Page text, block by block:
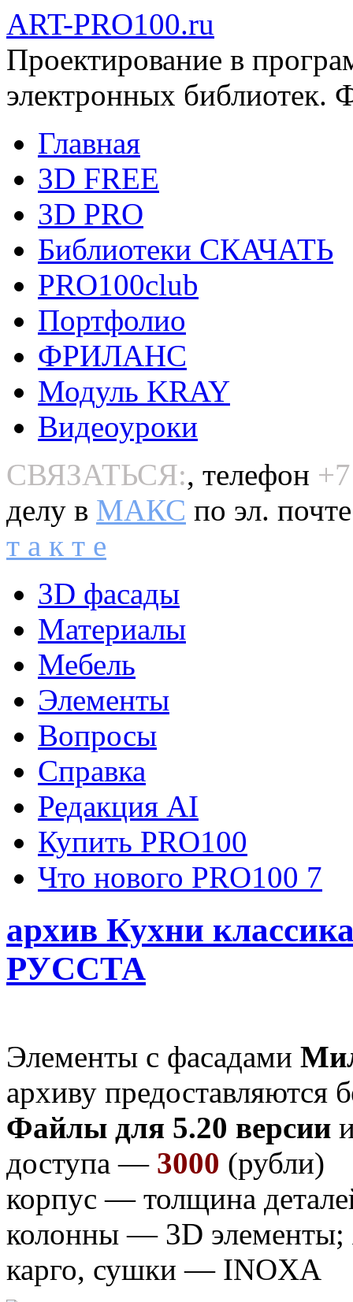
ART-PRO100.ru
Проектирование в
электронных библиотек.
Главная
3D FREE
3D PRO
Библиотеки СКАЧАТЬ
PRO100club
Портфолио
ФРИЛАНС
Модуль KRAY
Видеоуроки
СВЯЗАТЬСЯ:, телефон
делу в MAКС по эл.
т а к т е
3D фасады
Материалы
Мебель
Элементы
Вопросы
Справка
Редакция AI
Купить PRO100
Что нового PRO100 7
архив Кухни
РУССТА
Элементы с фасадами
архиву предоставляются
Файлы для 5.20 версии
доступа — 3000 (рубли)
корпус — толщина
колонны — 3D
карго, сушки — INOXA